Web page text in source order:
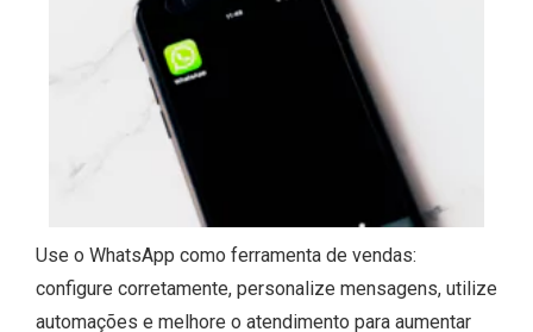
Use o WhatsApp como ferramenta de vendas:
configure corretamente, personalize mensagens, utilize
automações e melhore o atendimento para aumentar